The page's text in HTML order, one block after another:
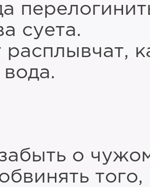
суета.
расплывчат,
о